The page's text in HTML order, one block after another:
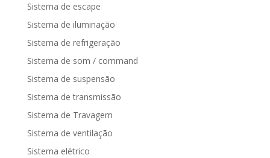
Sistema de escape
Sistema de iluminação
Sistema de refrigeração
Sistema de som / command
Sistema de suspensão
Sistema de transmissão
Sistema de Travagem
Sistema de ventilação
Sistema elétrico